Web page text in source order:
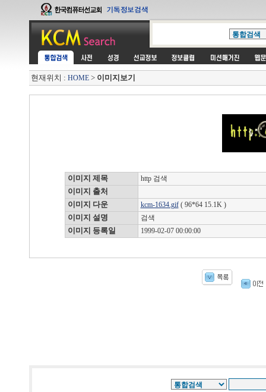
현재위치 : HOME > 이미지보기
이미지 제목 http 검색
이미지 출처
이미지 다운
kcm-1634.gif( 96*64 15.1K )
이미지 설명 검색
이미지 등록일 1999-02-07 00:00:00